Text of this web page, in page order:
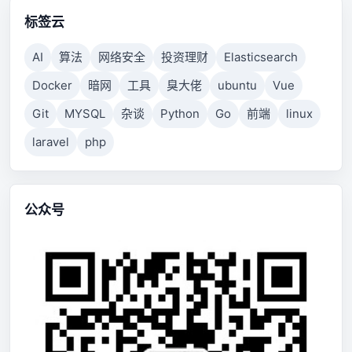
标签云
AI 算法 网络安全 投资理财
Elasticsearch
Docker
暗网 工具 臭大佬 ubuntu
Vue
Git
MYSQL 杂谈 Python Go 前端
linux
laravel
php
公众号